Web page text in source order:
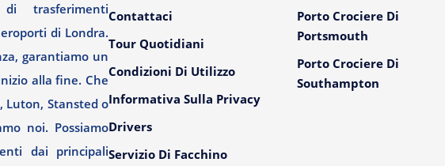
trasferimenti
di Londra.
garantiamo un
alla fine. Che
Luton, Stansted o
noi. Possiamo
dai principali
Contattaci
Tour Quotidiani
Condizioni Di Utilizzo
Informativa Sulla Privacy
Drivers
Servizio Di Facchino
Porto Crociere Di
Portsmouth
Porto Crociere Di
Southampton